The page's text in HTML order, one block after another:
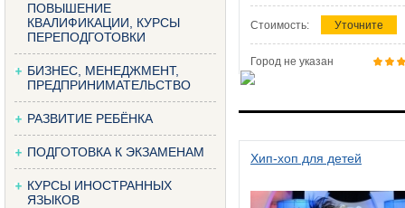
ПОВЫШЕНИЕ
КВАЛИФИКАЦИИ, КУРСЫ
ПЕРЕПОДГОТОВКИ
БИЗНЕС, МЕНЕДЖМЕНТ,
ПРЕДПРИНИМАТЕЛЬСТВО
РАЗВИТИЕ РЕБЁНКА
ПОДГОТОВКА К ЭКЗАМЕНАМ
КУРСЫ ИНОСТРАННЫХ
ЯЗЫКОВ
Стоимость: Уточните
Город не указан
Хип-хоп для детей